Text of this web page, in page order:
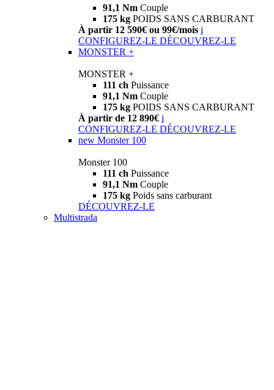
91,1 Nm Couple
175 kg POIDS SANS CARBURANT
À partir 12 590€ ou 99€/mois i
CONFIGUREZ-LE DÉCOUVREZ-LE
MONSTER +
MONSTER +
111 ch Puissance
91,1 Nm Couple
175 kg POIDS SANS CARBURANT
À partir de 12 890€ i
CONFIGUREZ-LE DÉCOUVREZ-LE
new Monster 100
Monster 100
111 ch Puissance
91,1 Nm Couple
175 kg Poids sans carburant
DÉCOUVREZ-LE
Multistrada